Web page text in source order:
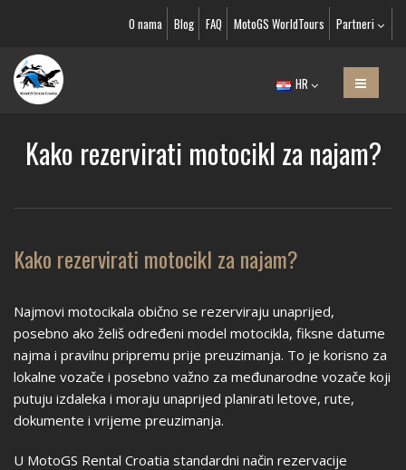
O nama Blog FAQ MotoGS WorldTours Partneri
HR
Kako rezervirati motocikl za najam?
Kako rezervirati motocikl za najam?
Najmovi motocikala obično se rezerviraju unaprijed,
posebno ako želiš određeni model motocikla, fiksne datume
najma i pravilnu pripremu prije preuzimanja. To je korisno za
lokalne vozače i posebno važno za međunarodne vozače koji
putuju izdaleka i moraju unaprijed planirati letove, rute,
dokumente i vrijeme preuzimanja.
U MotoGS Rental Croatia standardni način rezervacije